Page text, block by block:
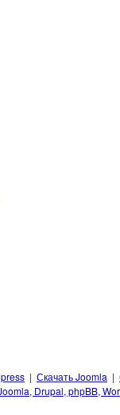
| Скачать Joomla |
Drupal, phpBB,